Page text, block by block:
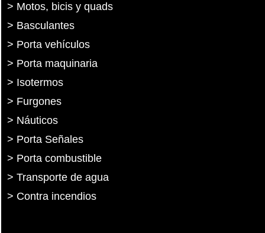
> Motos, bicis y quads
> Basculantes
> Porta vehículos
> Porta maquinaria
> Isotermos
> Furgones
> Náuticos
> Porta Señales
> Porta combustible
> Transporte de agua
> Contra incendios